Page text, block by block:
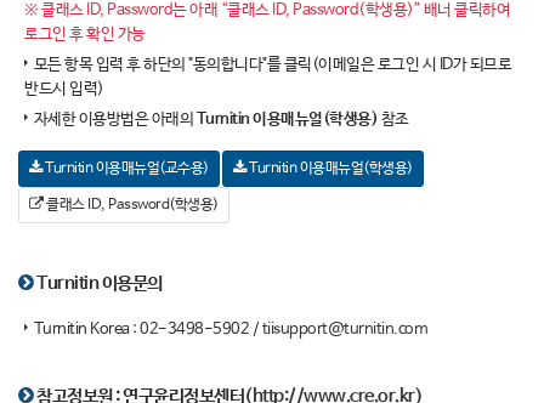
※ 클래스 ID, Password는 아래 “클래스 ID, Password(학생용)” 배너 클릭하여
로그인 후 확인 가능
모든 항목 입력 후 하단의 "동의합니다"를 클릭(이메일은 로그인 시 ID가 되므로
반드시 입력)
자세한 이용방법은 아래의 Turnitin 이용매뉴얼(학생용) 참조
Turnitin 이용매뉴얼(교수용) Turnitin 이용매뉴얼(학생용)
클래스 ID, Password(학생용)
Turnitin 이용문의
Turnitin Korea : 02-3498-5902 / tiisupport@turnitin.com
참고정보원 : 연구윤리정보센터 (http://www.cre.or.kr)